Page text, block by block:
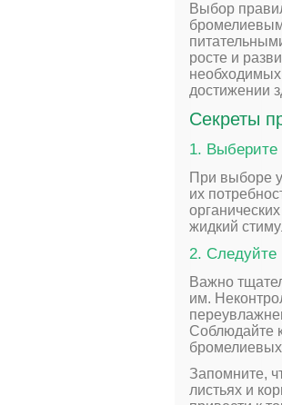
Выбор
росте и
достижении
Секреты
1. Выберите
При выборе
их
жидкий
2. Следуйте
Важно
им.
Соблюдайте
Запомните,
листьях и